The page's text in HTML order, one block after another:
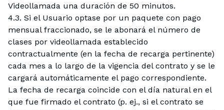
Videollamada una duración de 50 minutos.
4.3. Si el Usuario optase por un paquete con pago
mensual fraccionado, se le abonará el número de
clases por videollamada establecido
contractualmente (en la fecha de recarga pertinente)
cada mes a lo largo de la vigencia del contrato y se le
cargará automáticamente el pago correspondiente.
La fecha de recarga coincide con el día natural en el
que fue firmado el contrato (p. ej., si el contrato se